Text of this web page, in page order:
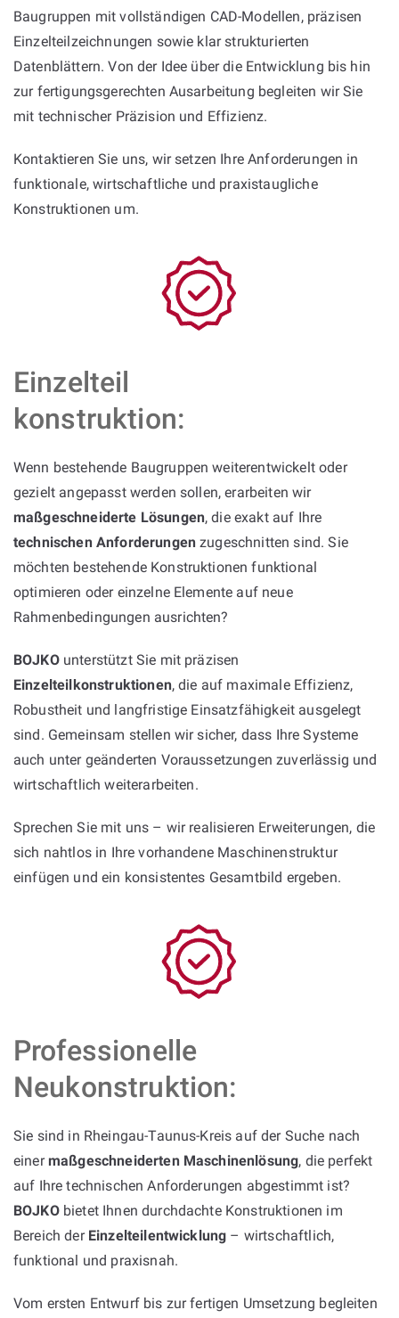
Baugruppen mit vollständigen CAD-Modellen, präzisen
Einzelteilzeichnungen sowie klar strukturierten
Datenblättern. Von der Idee über die Entwicklung bis hin
zur fertigungsgerechten Ausarbeitung begleiten wir Sie
mit technischer Präzision und Effizienz.
Kontaktieren Sie uns, wir setzen Ihre Anforderungen in
funktionale, wirtschaftliche und praxistaugliche
Konstruktionen um.
Einzelteil
konstruktion:
Wenn bestehende Baugruppen weiterentwickelt oder
gezielt angepasst werden sollen, erarbeiten wir
maßgeschneiderte Lösungen, die exakt auf Ihre
technischen Anforderungen zugeschnitten sind. Sie
möchten bestehende Konstruktionen funktional
optimieren oder einzelne Elemente auf neue
Rahmenbedingungen ausrichten?
BOJKOunterstützt Sie mit präzisen
Einzelteilkonstruktionen, die auf maximale Effizienz,
Robustheit und langfristige Einsatzfähigkeit ausgelegt
sind. Gemeinsam stellen wir sicher, dass Ihre Systeme
auch unter geänderten Voraussetzungen zuverlässig und
wirtschaftlich weiterarbeiten.
Sprechen Sie mit uns – wir realisieren Erweiterungen, die
sich nahtlos in Ihre vorhandene Maschinenstruktur
einfügen und ein konsistentes Gesamtbild ergeben.
Professionelle
Neukonstruktion:
Sie sind in Rheingau-Taunus-Kreis auf der Suche nach
einermaßgeschneiderten Maschinenlösung, die perfekt
auf Ihre technischen Anforderungen abgestimmt ist?
BOJKObietet Ihnen durchdachte Konstruktionen im
Bereich der Einzelteilentwicklung – wirtschaftlich,
funktional und praxisnah.
Vom ersten Entwurf bis zur fertigen Umsetzung begleiten